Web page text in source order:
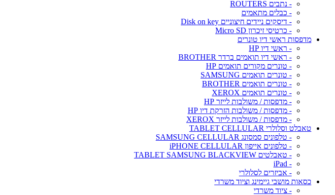
- נתבים ROUTERS
- כבלים מתאמים
- דיסקים ניידים חיצוניים Disk on key
- כרטיסי זיכרון Micro SD
מדפסות ראשי דיו טונרים
- ראשי דיו HP
- ראשי דיו תואמים ברדר BROTHER
- טונרים מקורים תואמים HP
- טונרים תואמים SAMSUNG
- טונרים תואמים BROTHER
- טונרים תואמים XEROX
- מדפסות / משולבות לייזר HP
- מדפסות / משולבות הזרקת דיו HP
- מדפסות / משולבות לייזר XEROX
טאבלט וסלולרי TABLET CELLULAR
- טלפונים סמסונג SAMSUNG CELLULAR
- טלפונים אייפון iPHONE CELLULAR
- טאבלטים TABLET SAMSUNG BLACKVIEW
- iPad
- אביזרים לסלולרי
כסאות מושבי גיימינג וציוד משרדי
- ציוד משרדי